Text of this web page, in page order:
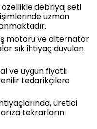
debriyaj seti
uzman
motoru ve alternatör
sık ihtiyaç duyulan
ve uygun fiyatlı
tedarikçilere
üretici
tekrarlarını